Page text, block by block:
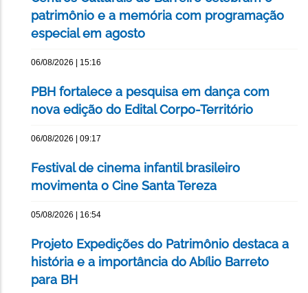
patrimônio e a memória com programação
especial em agosto
06/08/2026 | 15:16
PBH fortalece a pesquisa em dança com
nova edição do Edital Corpo-Território
06/08/2026 | 09:17
Festival de cinema infantil brasileiro
movimenta o Cine Santa Tereza
05/08/2026 | 16:54
Projeto Expedições do Patrimônio destaca a
história e a importância do Abílio Barreto
para BH